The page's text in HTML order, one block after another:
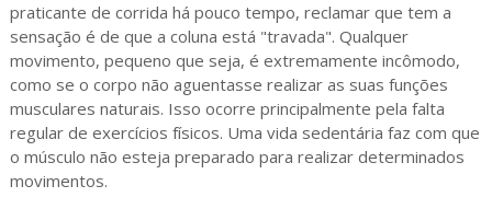
praticante de corrida há pouco tempo, reclamar que tem a
sensação é de que a coluna está "travada". Qualquer
movimento, pequeno que seja, é extremamente incômodo,
como se o corpo não aguentasse realizar as suas funções
musculares naturais. Isso ocorre principalmente pela falta
regular de exercícios físicos. Uma vida sedentária faz com que
o músculo não esteja preparado para realizar determinados
movimentos.